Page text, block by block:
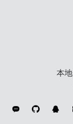
本